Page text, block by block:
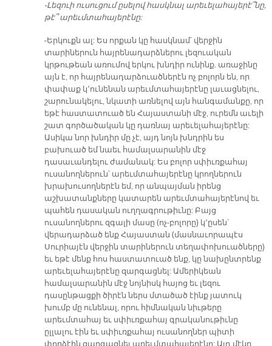
-Լեզուի ուսուցում ըսելով հասկնալ արեւելահայերէ՞նը,
թէ՞ արեւմտահայերէնը:
-Երկուքն ալ: Ես որքան կը հասկնամ՝ վերջին
տարիներուն հայրենադարձներու լեզուական
կրթութեան առումով երկու խնդիր ունինք. առաջինը
այն է, որ հայրենադարձուածներէն ոչ բոլորն են, որ
փափաք կ՚ունենան արեւմտահայերէնը լաւացնելու,
շարունակելու, նկատի առնելով այն հանգամանքը, որ
եթէ հաստատուած են Հայաստանի մէջ, ուրեմն աւելի
շատ գործածական կը դառնայ արեւելահայերէնը:
Ասիկա նոր խնդիր մը չէ, այդ նոյն խնդրին ես
բախուած եմ նաեւ համալսարանին մէջ
դասաւանդելու ժամանակ: Ես բոլոր սփիւռքահայ
ուսանողներուն՝ արեւմտահայերէնը կրողներուն
խրախուսողներէն եմ, որ անպայման իրենց
աշխատանքները կատարեն արեւմտահայերէնով եւ
պահեն դասական ուղղագրութիւնը: Բայց
ուսանողներու զգալի մասը (ոչ-բոլորը) կ՚ըսեն՝
վերադարձած ենք Հայաստան (մասնաւորապէս
Սուրիայէն վերջին տարիներուն տեղափոխուածները)
եւ եթէ մենք հոս հաստատուած ենք, կը նախընտրենք
արեւելահայերէնը զարգացնել: Ամերիկեան
համալսարանին մէջ նոյնիսկ հայոց եւ լեզու
դասընթացքի ծիրէն ներս մտածած էինք յատուկ
խումբ մը ունենալ, որու հիմնական նիւթերը
արեւմտահայ եւ սփիւռքահայ գրականութիւնը
ըլլալու էին եւ սփիւռքահայ ուսանողներ պիտի